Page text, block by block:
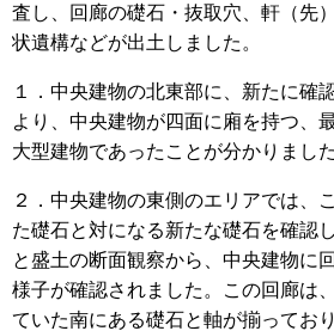
査し、回廊の礎石・抜取穴、軒（先
状遺構などが出土しました。
１．中央建物の北東部に、新たに確
より、中央建物が四面に廂を持つ、
大型建物であったことが分かりました
２．中央建物の東側のエリアでは、
た礎石と対になる新たな礎石を確認
と盛土の断面観察から、中央建物に
様子が確認されました。この回廊は
ていた南にある礎石と軸が揃ってお